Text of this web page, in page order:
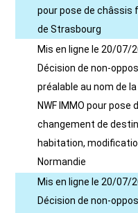
pour pose de châssis
de Strasbourg
Mis en ligne le 20/07/
Décision de non-
préalable au nom de
NWF IMMO pour
changement de
habitation,
Normandie
Mis en ligne le 20/07/
Décision de non-